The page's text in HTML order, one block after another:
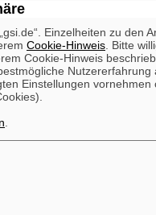
Einzelheiten zu den
Cookie-Hinweis . Bitte
Cookie-Hinweis
Nutzererfahrung
Einstellungen vornehmen